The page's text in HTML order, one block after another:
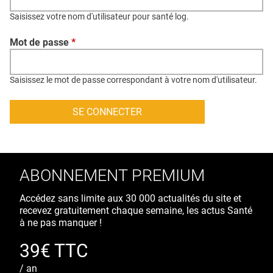
CONTACT
CRÉDITS
Saisissez votre nom d'utilisateur pour santé log.
Mot de passe *
Saisissez le mot de passe correspondant à votre nom d'utilisateur.
ABONNEMENT PREMIUM
Accédez sans limite aux 30 000 actualités du site et
recevez gratuitement chaque semaine, les actus Santé
à ne pas manquer !
39€ TTC
/ an